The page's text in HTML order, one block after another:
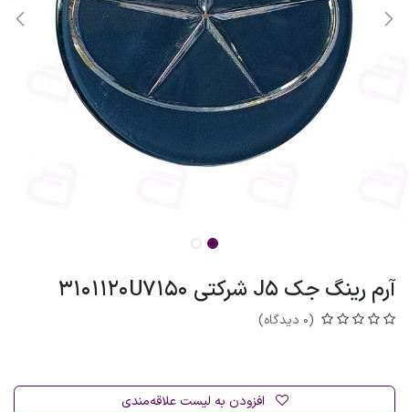
آرم رینگ جک J5 شرکتی 3101120U7150
(0 دیدگاه)
افزودن به لیست علاقه‌مندی